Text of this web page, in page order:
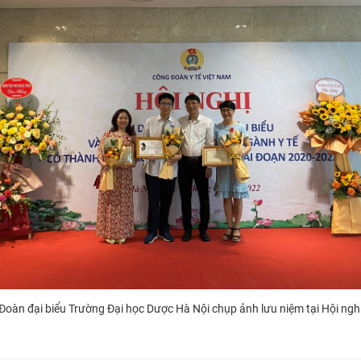
đại biểu Trường Đại học Dược Hà Nội chụp ảnh lưu niệm tại Hội